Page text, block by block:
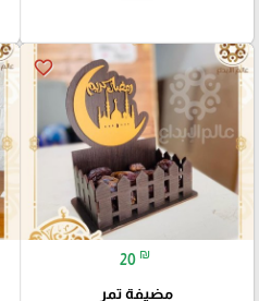
favorite_border
20 ₪
مضيفة تمر